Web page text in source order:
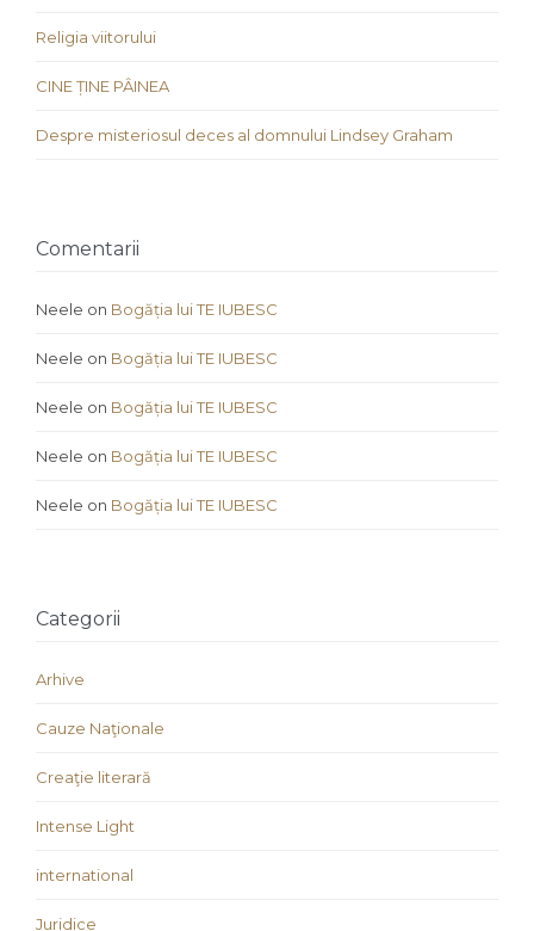
Religia viitorului
CINE ȚINE PÂINEA
Despre misteriosul deces al domnului Lindsey Graham
Comentarii
Neele on Bogăția lui TE IUBESC
Neele on Bogăția lui TE IUBESC
Neele on Bogăția lui TE IUBESC
Neele on Bogăția lui TE IUBESC
Neele on Bogăția lui TE IUBESC
Categorii
Arhive
Cauze Naţionale
Creaţie literară
Intense Light
international
Juridice